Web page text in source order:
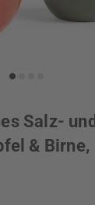
Salz- und
& Birne,